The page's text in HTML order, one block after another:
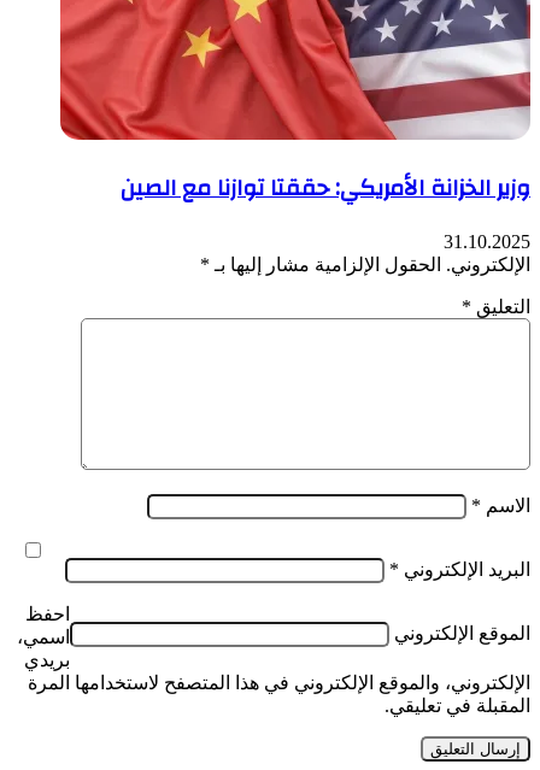
وزير الخزانة الأمريكي: حققتا توازنا مع الصين
31.10.2025
الإلكتروني. الحقول الإلزامية مشار إليها بـ *
التعليق *
الاسم *
البريد الإلكتروني *
الموقع الإلكتروني
احفظ
اسمي،
بريدي
الإلكتروني، والموقع الإلكتروني في هذا المتصفح لاستخدامها المرة
المقبلة في تعليقي.